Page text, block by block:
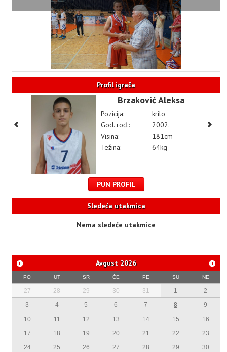
Profil igrača
Brzaković Aleksa
Pozicija:
krilo
God. rođ.:
2002.
Visina:
181cm
Težina:
64kg
PUN PROFIL
Sledeća utakmica
Nema sledeće utakmice
Avgust 2026
PO UT SR ČE PE SU NE
27 28 29 30 31 1
2
3
4 5 6 7 8
9
10
11 12 13 14 15
16
17
18 19 20 21 22
23
24
25 26 27 28 29 30